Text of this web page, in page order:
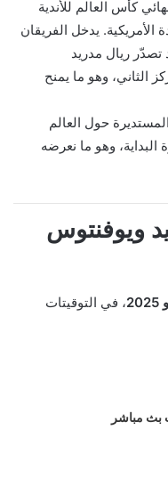
كأس العالم للأندية
الأمريكية. يدخل الفريقان
ريال مدريد
الثاني، وهو ما يمنح
حول العالم
وهو ما نعرضه
ويوفنتوس
، في التوقيتات
بث مباشر